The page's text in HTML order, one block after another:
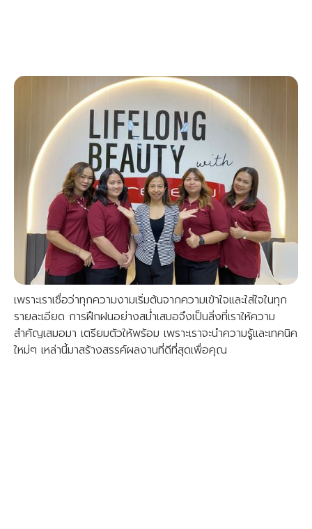
เพราะเราเชื่อว่าทุกความงามเริ่มต้นจากความเข้าใจและใส่ใจในทุก
รายละเอียด การฝึกฝนอย่างสม่ำเสมอจึงเป็นสิ่งที่เราให้ความ
สำคัญเสมอมา เตรียมตัวให้พร้อม เพราะเราจะนำความรู้และเทคนิค
ใหม่ๆ เหล่านี้มาสร้างสรรค์ผลงานที่ดีที่สุดเพื่อคุณ